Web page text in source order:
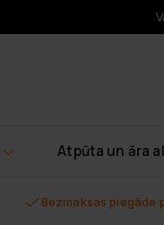
Atpūta un āra
Bezmaksas piegāde